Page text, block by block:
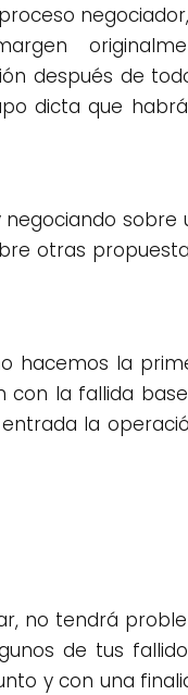
después de
dicta que
sobre
otras
hacemos la
con la fallida
la
no tendrá
de tus
y con una